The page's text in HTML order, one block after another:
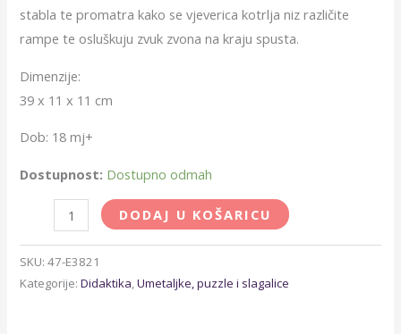
stabla te promatra kako se vjeverica kotrlja niz različite
rampe te osluškuju zvuk zvona na kraju spusta.
Dimenzije:
39 x 11 x 11 cm
Dob: 18 mj+
Dostupnost: Dostupno odmah
DODAJ U KOŠARICU
SKU:47-E3821
Kategorije:Didaktika,Umetaljke, puzzle i slagalice